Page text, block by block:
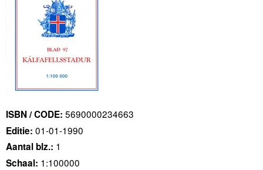
ISBN / CODE: 5690000234663
Editie: 01-01-1990
Aantal blz.: 1
Schaal: 1:100000